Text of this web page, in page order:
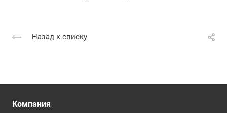
Назад к списку
Компания